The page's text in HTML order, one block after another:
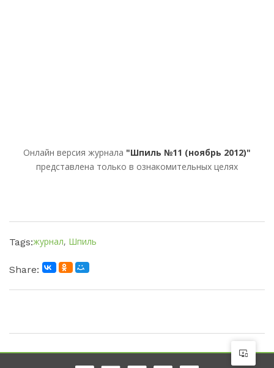
Онлайн версия журнала "Шпиль №11 (ноябрь 2012)"
представлена только в ознакомительных целях
Tags:журнал, Шпиль
Share: